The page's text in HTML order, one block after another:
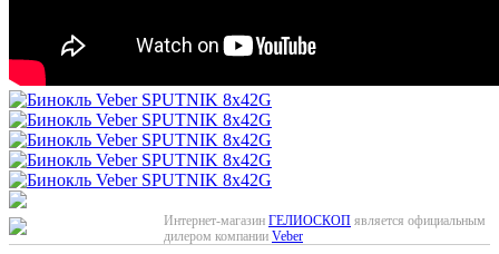
Интернет-магазин ГЕЛИОСКОП является официальным
дилером компании Veber